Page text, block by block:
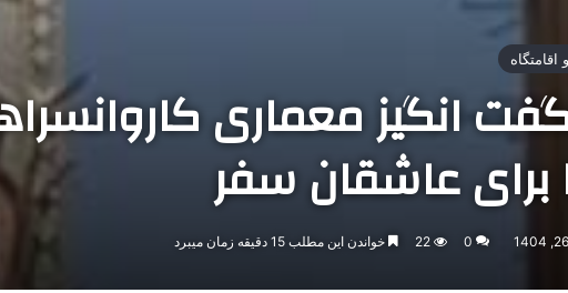
اقامتگاه
انگیز معماری
برای عاشقان سفر
0
22 خواندن این مطلب 15 دقیقه زمان میبرد